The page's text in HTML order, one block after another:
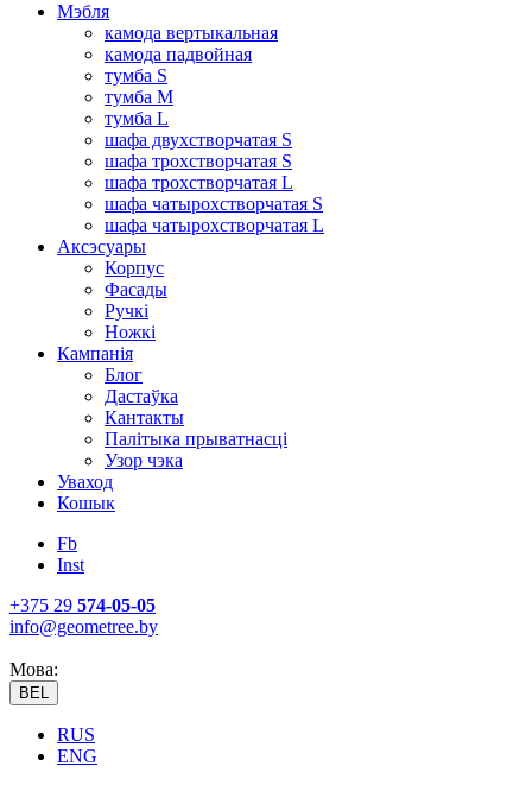
Мэбля
камода вертыкальная
камода падвойная
тумба S
тумба M
тумба L
шафа двухстворчатая S
шафа трохстворчатая S
шафа трохстворчатая L
шафа чатырохстворчатая S
шафа чатырохстворчатая L
Аксэсуары
Корпус
Фасады
Ручкі
Ножкі
Кампанія
Блог
Дастаўка
Кантакты
Палітыка прыватнасці
Узор чэка
Уваход
Кошык
Fb
Inst
+375 29 574-05-05
info@geometree.by
Мова:
BEL
RUS
ENG